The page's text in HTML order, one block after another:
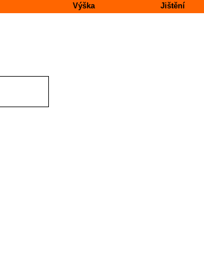
Výška Jištění